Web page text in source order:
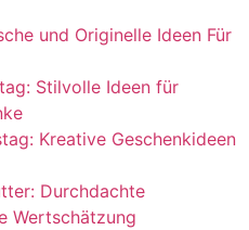
und Originelle Ideen Für
Stilvolle Ideen für
Kreative Geschenkideen
Durchdachte
Wertschätzung